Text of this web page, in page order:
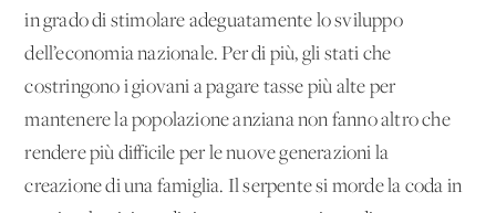
in grado di stimolare adeguatamente lo sviluppo
dell’economia nazionale. Per di più, gli stati che
costringono i giovani a pagare tasse più alte per
mantenere la popolazione anziana non fanno altro che
rendere più difficile per le nuove generazioni la
creazione di una famiglia. Il serpente si morde la coda in